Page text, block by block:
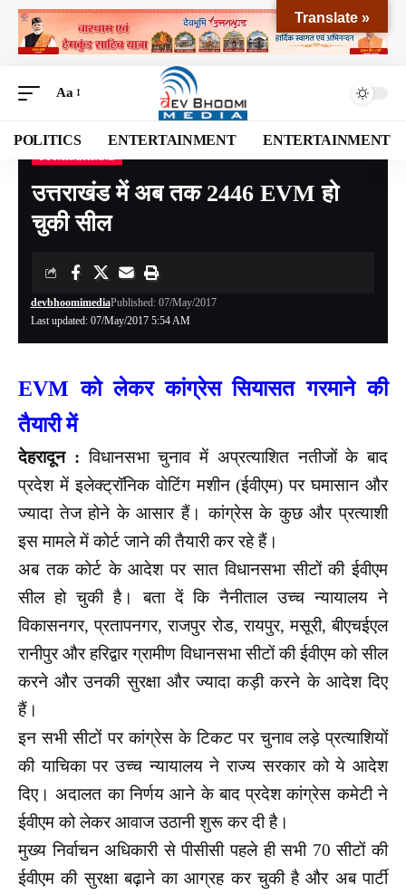
Aa
POLITICS ENTERTAINMENT ENTERTAINMENT
Devbhoomi Media >Blog>NATIONAL >UTTARAKHAND> उत्तराखंड में अब तक 2446 EVM हो चुकी सील
उत्तराखंड में अब तक 2446 EVM हो
चुकी सील
Last updated: 07/May/2017 5:54 AM
devbhoomimediaPublished: 07/May/2017
EVM को लेकर कांग्रेस स‌ियासत गरमाने की
तैयारी में
देहरादून : विधानसभा चुनाव में अप्रत्याशित नतीजों के बाद
प्रदेश में इलेक्ट्रॉनिक वोटिंग मशीन (ईवीएम) पर घमासान और
ज्यादा तेज होने के आसार हैं। कांग्रेस के कुछ और प्रत्याशी
इस मामले में कोर्ट जाने की तैयारी कर रहे हैं।
अब तक कोर्ट के आदेश पर सात विधानसभा सीटों की ईवीएम
सील हो चुकी है। बता दें कि नैनीताल उच्च न्यायालय ने
विकासनगर, प्रतापनगर, राजपुर रोड, रायपुर, मसूरी, बीएचईएल
रानीपुर और हरिद्वार ग्रामीण विधानसभा सीटों की ईवीएम को सील
करने और उनकी सुरक्षा और ज्यादा कड़ी करने के आदेश दिए
हैं।
इन सभी सीटों पर कांग्रेस के टिकट पर चुनाव लड़े प्रत्याशियों
की याचिका पर उच्च न्यायालय ने राज्य सरकार को ये आदेश
दिए। अदालत का निर्णय आने के बाद प्रदेश कांग्रेस कमेटी ने
ईवीएम को लेकर आवाज उठानी शुरू कर दी है।
मुख्य निर्वाचन अधिकारी से पीसीसी पहले ही सभी 70 सीटों की
ईवीएम की सुरक्षा बढ़ाने का आग्रह कर चुकी है और अब पार्टी
Translate »